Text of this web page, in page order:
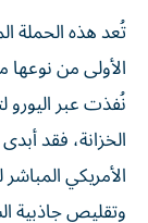
تُعد هذه الحملة
الأولى من
نُفذت عبر
الخزانة، فقد
الأمريكي
وتقليص جاذبية